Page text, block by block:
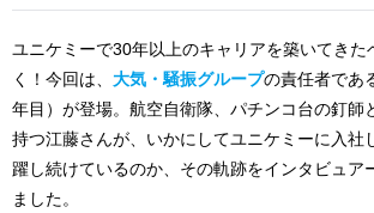
ユニケミーで30年以上のキャリアを築いてきた
く！今回は、 大気・騒振グループの責任者であ
年目）が登場。航空自衛隊、パチンコ台の釘師
持つ江藤さんが、いかにしてユニケミーに入社
躍し続けているのか、その軌跡をインタビュア
ました。